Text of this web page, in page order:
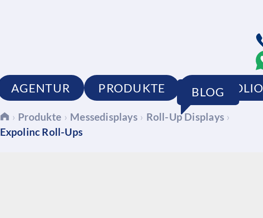
AGENTUR PRODUKTE PORTFOLIO
BLOG
› Produkte › Messedisplays › Roll-Up Displays ›
Expolinc Roll-Ups